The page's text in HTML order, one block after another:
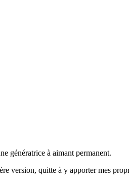
génératrice à aimant permanent.
version, quitte à y apporter mes